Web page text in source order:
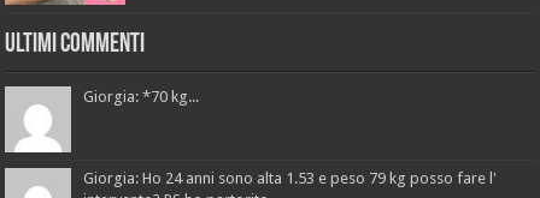
Ultimi Commenti
Giorgia: *70 kg...
Giorgia: Ho 24 anni sono alta 1.53 e peso 79 kg posso fare l'